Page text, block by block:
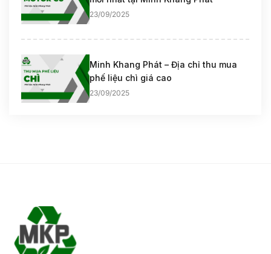
23/09/2025
Minh Khang Phát – Địa chỉ thu mua
phế liệu chì giá cao
23/09/2025